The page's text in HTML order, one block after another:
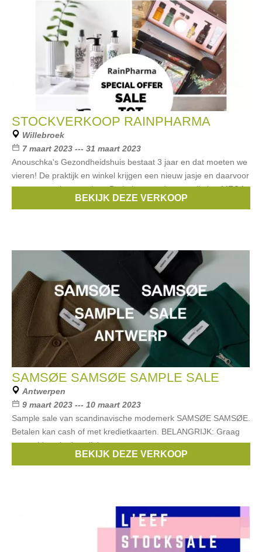
STOCKVERKOOP RAINPHARMA
Willebroek
7 maart 2023 --- 31 maart 2023
Anouschka's Gezondheidshuis bestaat 3 jaar en dat moeten we
vieren! De praktijk en winkel krijgen een nieuw jasje en daarvoor
moeten we plaats maken. De hele maand maart zijn het MEGA
BEKIJK DEZE VERKOOP
SAMSØE SAMSØE SAMPLE SALE
Antwerpen
9 maart 2023 --- 10 maart 2023
Sample sale van scandinavische modemerk SAMSØE SAMSØE.
Betalen kan cash of met kredietkaarten. BELANGRIJK: Graag
aanmelden via deze link.
Samsøe & Samsøe
BEKIJK DEZE VERKOOP